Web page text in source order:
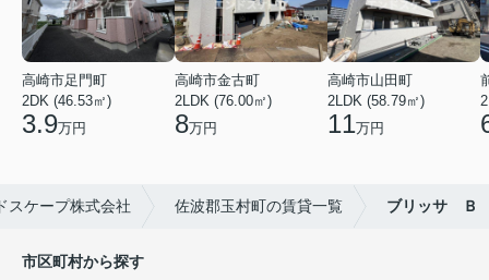
高崎市足門町
2DK (46.53㎡)
3.9万円
高崎市金古町
2LDK (76.00㎡)
8万円
高崎市山田町
2LDK (58.79㎡)
11万円
スケープ株式会社 佐波郡玉村町の賃貸一覧 ブリッサ Ｂ
市区町村から探す